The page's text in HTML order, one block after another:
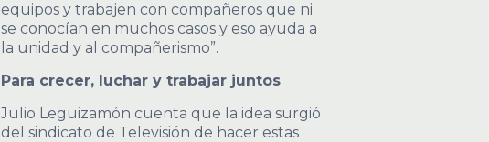
equipos y trabajen con compañeros que ni
se conocían en muchos casos y eso ayuda a
la unidad y al compañerismo”.
Para crecer, luchar y trabajar juntos
Julio Leguizamón cuenta que la idea surgió
del sindicato de Televisión de hacer estas